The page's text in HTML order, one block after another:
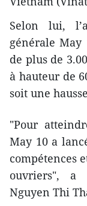
Selon lui,
générale
de plus de
à hauteur de
soit une
"Pour
May 10 a
compétences
ouvriers", a
Nguyen Thi